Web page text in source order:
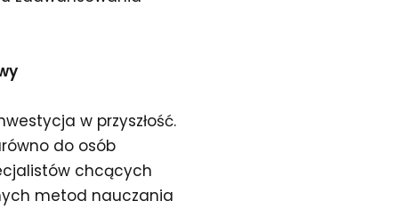
w przyszłość.
do osób
chcących
metod nauczania